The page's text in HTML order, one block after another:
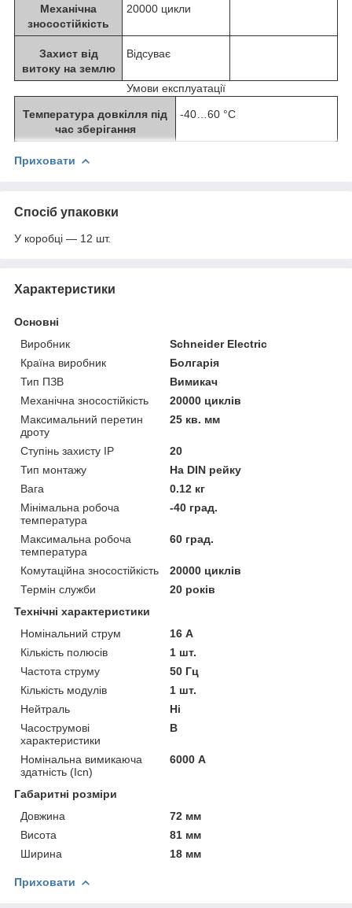
Механічна
зносостійкість
20000 цикли
Захист від
витоку на землю
Відсуває
Умови експлуатації
Температура довкілля під
час зберігання
-40…60 °C
Приховати
Спосіб упаковки
У коробці — 12 шт.
Характеристики
Основні
Виробник
Schneider Electric
Країна виробник
Болгарія
Тип ПЗВ
Вимикач
Механічна зносостійкість
20000 циклів
Максимальний перетин
дроту
25 кв. мм
Ступінь захисту IP
20
Тип монтажу
На DIN рейку
Вага
0.12 кг
Мінімальна робоча
температура
-40 град.
Максимальна робоча
температура
60 град.
Комутаційна зносостійкість
20000 циклів
Термін служби
20 років
Технічні характеристики
Номінальний струм
16 А
Кількість полюсів
1 шт.
Частота струму
50 Гц
Кількість модулів
1 шт.
Нейтраль
Ні
Часострумові
характеристики
B
Номінальна вимикаюча
здатність (Icn)
6000 А
Габаритні розміри
Довжина
72 мм
Висота
81 мм
Ширина
18 мм
Приховати